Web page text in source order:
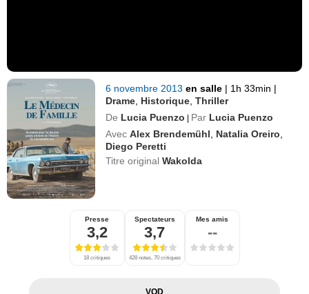
6 novembre 2013en salle | 1h 33min |
Drame Historique ,Thriller
De Lucia Puenzo | Par Lucia Puenzo
Avec Alex Brendemühl Natalia Oreiro
Diego Peretti
Titre originalWakolda
Presse
3,2
18 critiques
Spectateurs
3,7
428 notes, 70 critiques
Mes amis
--
VOD